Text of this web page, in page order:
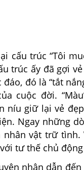
cấu trúc “Tôi
trúc ấy đã gợi
đó là “tắt
cuộc đời.
níu giữ lại vẻ
Ngay những
vật trữ tình.
tư thế chủ
nhân dẫn đến